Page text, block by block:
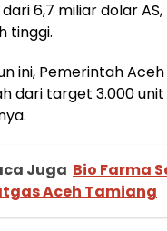
6,7 miliar dolar
tinggi.
ini, Pemerintah
dari target 3.000
Juga Bio Farma
Aceh Tamiang